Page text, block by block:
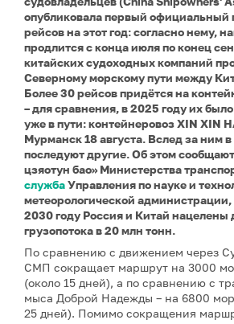
опубликовала первый официальный
рейсов на этот год: согласно нему,
продлится с конца июля по конец
китайских судоходных компаний
Северному морскому пути между
Более 30 рейсов придётся на
– для сравнения, в 2025 году их
уже в пути: контейнеровоз XIN XIN
Мурманск 18 августа. Вслед за ним в
последуют другие. Об этом сообщают
цзяотун бао» Министерства
службаУправления по науке и
метеорологической администрации,
2030 году Россия и Китай нацелены
грузопотока в 20 млн тонн.
По сравнению с движением через
СМП сокращает маршрут на 3000
(около 15 дней), а по сравнению с
мыса Доброй Надежды – на 6800
25 дней). Помимо сокращения